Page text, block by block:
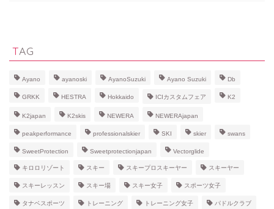
TAG
Ayano ayanoski AyanoSuzuki Ayano Suzuki Db
GRKK HESTRA Hokkaido ICIカスタムフェア K2
K2japan K2skis NEWERA NEWERAjapan
peakperformance professionalskier SKI skier swans
SweetProtection Sweetprotectionjapan Vectorglide
キロロリゾート スキー スキープロスキーヤー スキーヤー
スキーレッスン スキー場 スキー女子 スポーツ女子
タナベスポーツ トレーニング トレーニング女子 パドルクラブ